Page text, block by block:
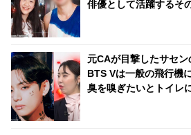
俳優として活躍するそ
元CAが目撃したサセン
BTS Vは一般の飛行機
臭を嗅ぎたいとトイレ